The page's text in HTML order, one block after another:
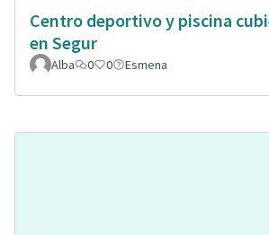
Centro deportivo y piscina
en Segur
Alba
0 0 Esmena